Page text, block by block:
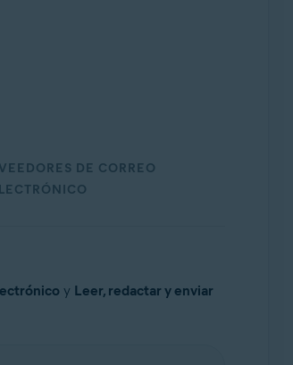
DE CORREO
y Leer, redactar y enviar